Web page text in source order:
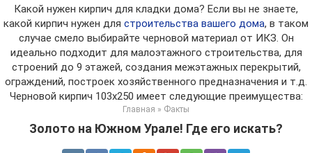
Какой нужен кирпич для кладки дома? Если вы не знаете,
какой кирпич нужен для строительства вашего дома, в таком
случае смело выбирайте черновой материал от ИКЗ. Он
идеально подходит для малоэтажного строительства, для
строений до 9 этажей, создания межэтажных перекрытий,
ограждений, построек хозяйственного предназначения и т.д.
Черновой кирпич 103х250 имеет следующие преимущества:
Главная » Факты
Золото на Южном Урале! Где его искать?